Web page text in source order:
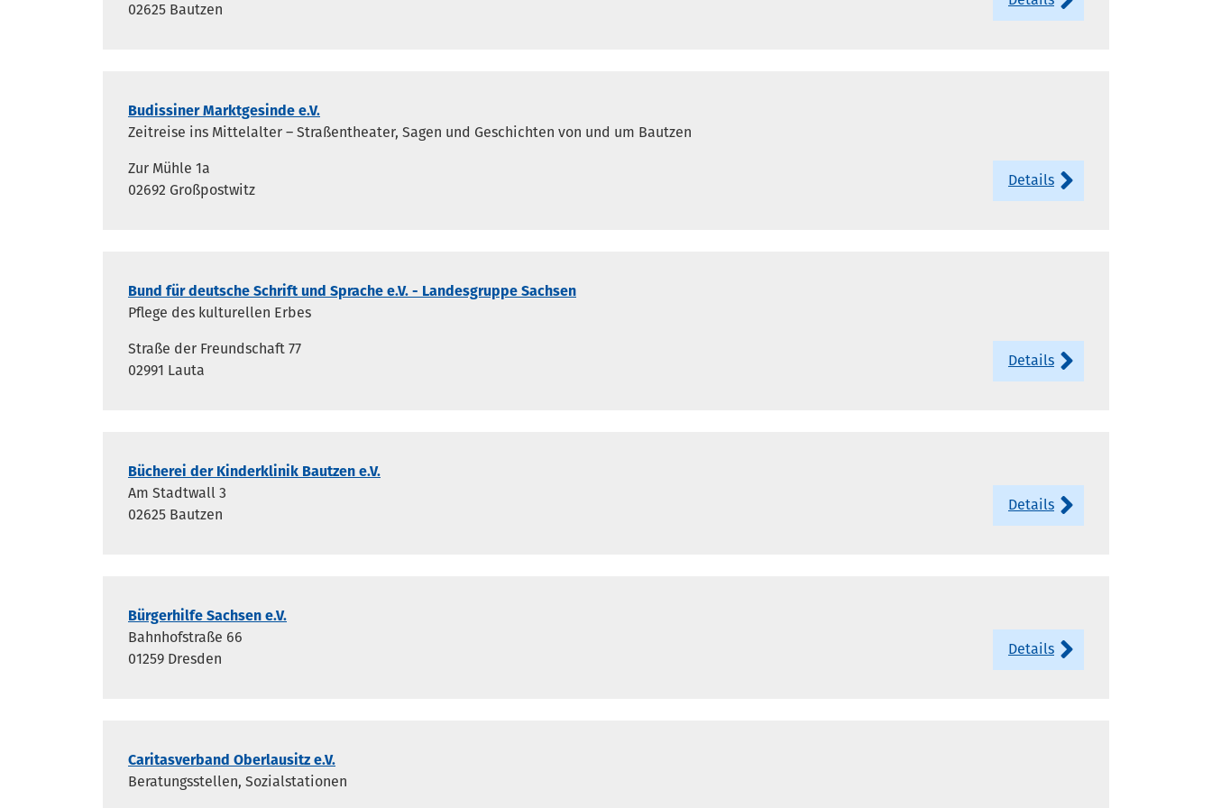
02625 Bautzen
Budissiner Marktgesinde e.V.
Zeitreise ins Mittelalter – Straßentheater, Sagen und Geschichten von und um Bautzen
Zur Mühle 1a
02692 Großpostwitz
Details
Bund für deutsche Schrift und Sprache e.V. - Landesgruppe Sachsen
Pflege des kulturellen Erbes
Straße der Freundschaft 77
02991 Lauta
Details
Bücherei der Kinderklinik Bautzen e.V.
Am Stadtwall 3
02625 Bautzen
Details
Bürgerhilfe Sachsen e.V.
Bahnhofstraße 66
01259 Dresden
Details
Caritasverband Oberlausitz e.V.
Beratungsstellen, Sozialstationen